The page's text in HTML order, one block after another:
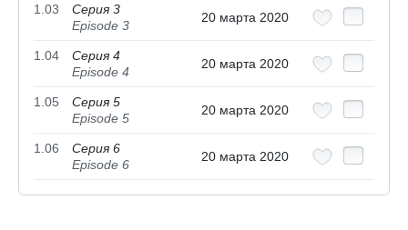
1.03
Серия 3
Episode 3
20 марта 2020
1.04
Серия 4
Episode 4
20 марта 2020
1.05
Серия 5
Episode 5
20 марта 2020
1.06
Серия 6
Episode 6
20 марта 2020